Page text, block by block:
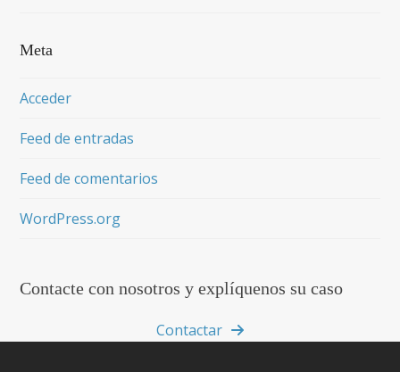
Meta
Acceder
Feed de entradas
Feed de comentarios
WordPress.org
Contacte con nosotros y explíquenos su caso
Contactar